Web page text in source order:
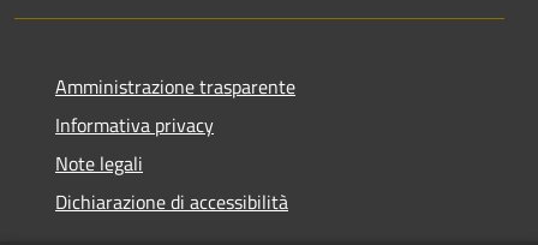
Amministrazione trasparente
Informativa privacy
Note legali
Dichiarazione di accessibilità